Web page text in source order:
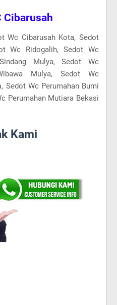
Cibarusah
Wc Cibarusah Kota, Sedot
Wc Ridogalih, Sedot Wc
Mulya, Sedot Wc
Mulya, Sedot Wc
Sedot Wc Perumahan Bumi
Perumahan Mutiara Bekasi
Kami